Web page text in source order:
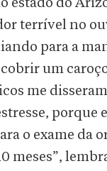
estado do
terrível no
para a
um
me
porque
o exame da
meses”,